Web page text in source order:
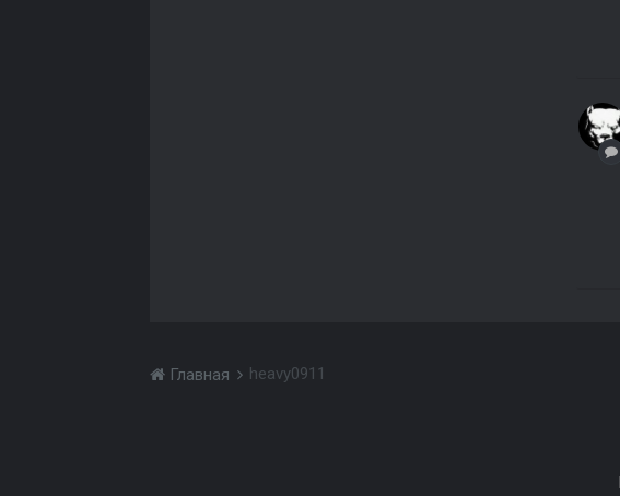
Главная heavy0911